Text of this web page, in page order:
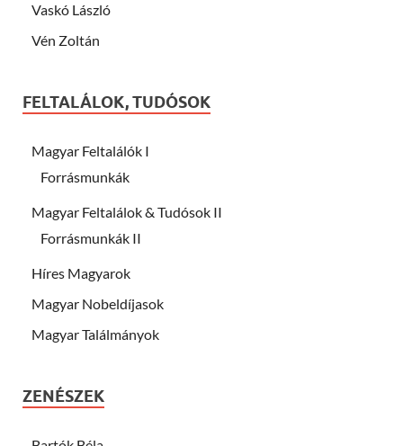
Vaskó László
Vén Zoltán
FELTALÁLOK, TUDÓSOK
Magyar Feltalálók I
Forrásmunkák
Magyar Feltalálok & Tudósok II
Forrásmunkák II
Híres Magyarok
Magyar Nobeldíjasok
Magyar Találmányok
ZENÉSZEK